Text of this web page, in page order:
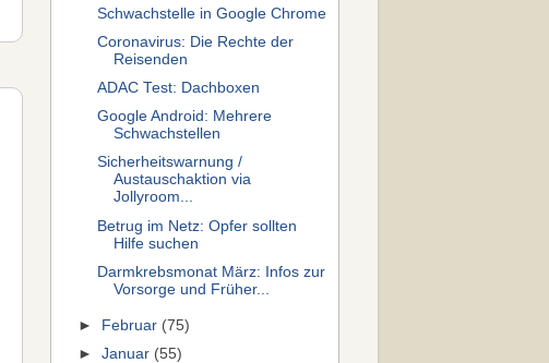
Schwachstelle in Google Chrome
Coronavirus: Die Rechte der
Reisenden
ADAC Test: Dachboxen
Google Android: Mehrere
Schwachstellen
Sicherheitswarnung /
Austauschaktion via
Jollyroom...
Betrug im Netz: Opfer sollten
Hilfe suchen
Darmkrebsmonat März: Infos zur
Vorsorge und Früher...
► Februar (75)
►Januar (55)